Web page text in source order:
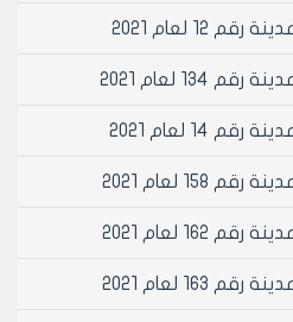
السيارات المستعملة ، بعد
حلب للمكاتب التي وفت
امام المكتب.
لمجلس المدينة السابقة لا
السابقة من تاريخ الجرد او
الرقابة الصناعية في
لعام 2021
لعام 2021
لعام 2021
لعام 2021
لعام 2021
لعام 2021